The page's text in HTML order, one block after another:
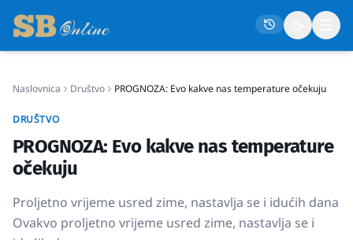
Politika
Život
Naslovnica Društvo PROGNOZA: Evo kakve nas temperature očekuju
DRUŠTVO
PROGNOZA: Evo kakve nas temperature
očekuju
Proljetno vrijeme usred zime, nastavlja se i idućih dana
Ovakvo proljetno vrijeme usred zime, nastavlja se i